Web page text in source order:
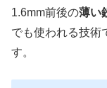
1.6mm前後の薄い
でも使われる技術
す。